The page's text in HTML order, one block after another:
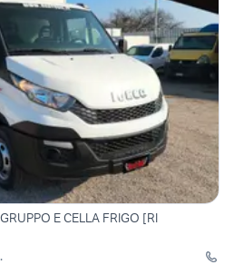
E CELLA FRIGO [RI